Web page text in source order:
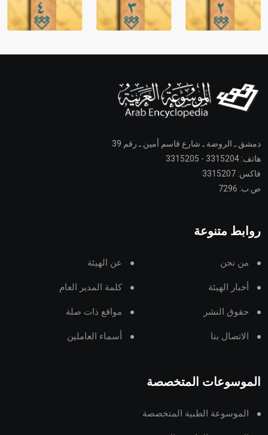
دمشق ـ الروضة ـ شارع قاسم أمين ـ رقم 39
هاتف: 3315204 - 3315205
فاكس: 3315207
ص.ب: 7296
روابط متنوعة
من نحن عن الهيئة
أخبار الهيئة كلمة المدير العام
حقوق النشر مواقع ذات صلة
الاتصال بنا أسماء العاملين
الموسوعات المتخصصة
الموسوعة الطبية المتخصصة